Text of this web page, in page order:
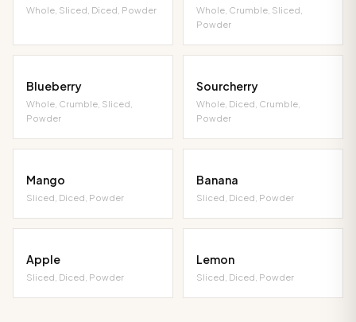
Whole, Sliced, Diced, Powder
Whole, Crumble, Sliced,
Powder
Blueberry
Whole, Crumble, Sliced,
Powder
Sourcherry
Whole, Diced, Crumble,
Powder
Mango
Sliced, Diced, Powder
Banana
Sliced, Diced, Powder
Apple
Sliced, Diced, Powder
Lemon
Sliced, Diced, Powder